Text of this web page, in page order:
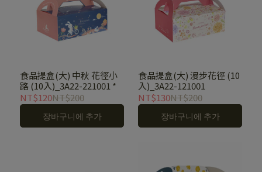
食品提盒(大) 中秋 花徑小
路 (10入)_3A22-221001 *
NT$120NT$200
장바구니에 추가
食品提盒(大) 漫步花徑 (10
入)_3A22-121001
NT$130NT$200
장바구니에 추가